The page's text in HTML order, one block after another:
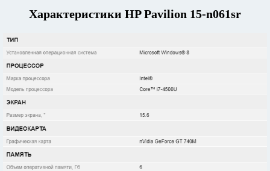
Характеристики HP Pavilion 15-n061sr